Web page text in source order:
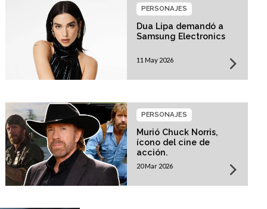
Dua Lipa demandó a
Samsung Electronics
PERSONAJES
11 May 2026
Murió Chuck Norris,
ícono del cine de
acción.
PERSONAJES
20 Mar 2026